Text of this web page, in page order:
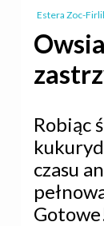
Estera Zoc-
Robiąc
czasu